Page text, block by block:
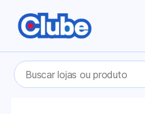
Pesquisar
por: